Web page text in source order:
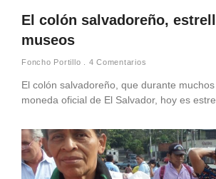
El colón salvadoreño,
museos
Foncho Portillo 4 Comentarios
El colón salvadoreño, que durante
moneda oficial de El Salvador, hoy es